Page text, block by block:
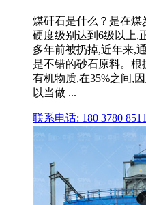
煤矸石是什么？是在煤
硬度级别达到6级以上,
多年前被扔掉,近年来,
是不错的砂石原料。
有机物质,在35%之间,
以当做 ...
联系电话: 180 3780 8511